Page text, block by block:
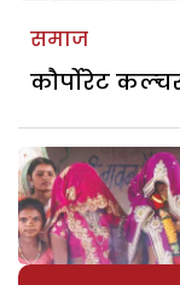
समाज
कौर्पोरेट